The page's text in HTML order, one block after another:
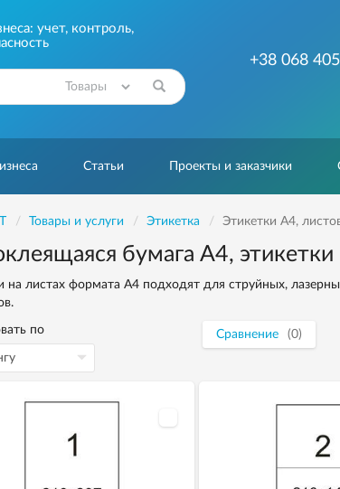
учет, контроль,
+38 068
Статьи Проекты и заказчики
Товары и услуги Этикетка Этикетки А4,
бумага А4, этикетки
на листах формата А4 подходят для струйных,
по Сравнение (0)